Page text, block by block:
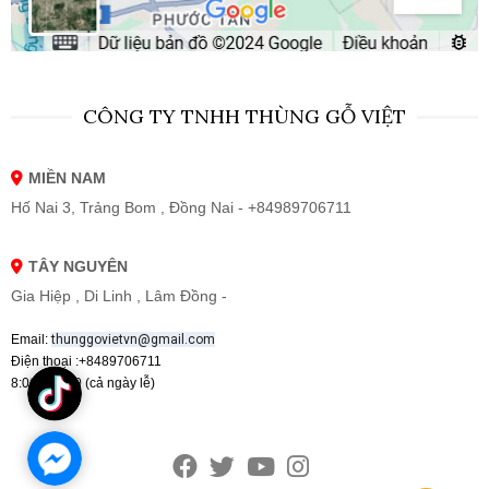
CÔNG TY TNHH THÙNG GỖ VIỆT
MIỀN NAM
Hố Nai 3, Trảng Bom , Đồng Nai - +84989706711
TÂY NGUYÊN
Gia Hiệp , Di Linh , Lâm Đồng -
Email:thunggovietvn@gmail.com
Điện thoại :+8489706711
8:00 - 19:00 (cả ngày lễ)